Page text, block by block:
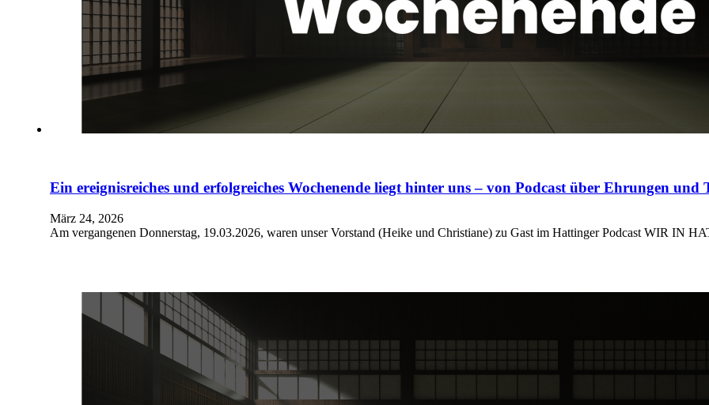
Ein ereignisreiches und erfolgreiches Wochenende liegt hinter uns – von Podcast über Ehrungen und
März 24, 2026
Am vergangenen Donnerstag, 19.03.2026, waren unser Vorstand (Heike und Christiane) zu Gast im Hattinger Podcast WIR IN